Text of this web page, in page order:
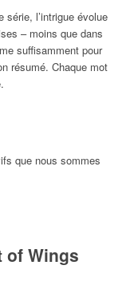
l’intrigue évolue
– moins que dans
suffisamment pour
résumé. Chaque mot
que nous sommes
of Wings